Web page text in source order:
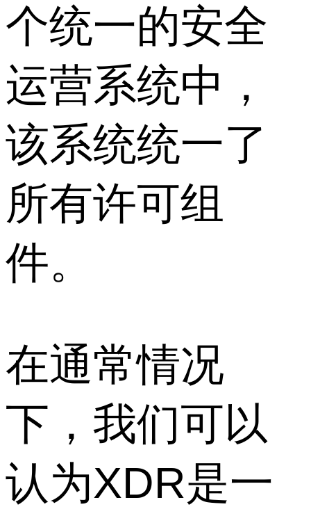
个统一的安全
运营系统中，
该系统统一了
所有许可组
件。
在通常情况
下，我们可以
认为XDR是一